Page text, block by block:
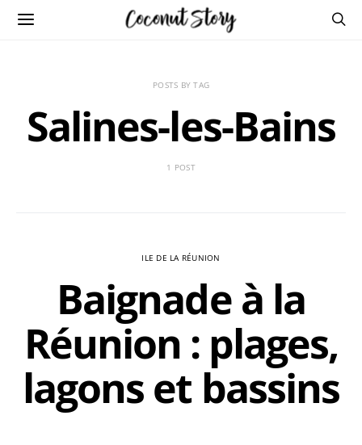
POSTS BY TAG
Salines-les-Bains
1 POST
ILE DE LA RÉUNION
Baignade à la
Réunion : plages,
lagons et bassins